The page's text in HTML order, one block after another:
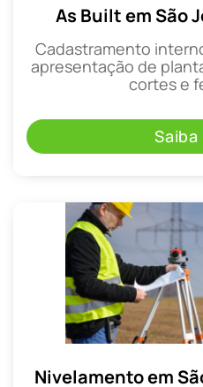
As Built em São
Cadastramento
apresentação de
cortes e
Saiba
Nivelamento em